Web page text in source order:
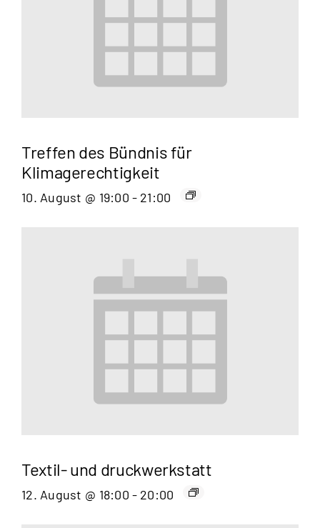
Treffen des Bündnis für
Klimagerechtigkeit
10. August @ 19:00 - 21:00
Textil- und druckwerkstatt
12. August @ 18:00 - 20:00